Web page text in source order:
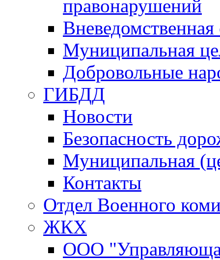
правонарушений
Вневедомственная
Муниципальная
Добровольные
ГИБДД
Новости
Безопасность
Муниципальная
Контакты
Отдел Военного
ЖКХ
ООО